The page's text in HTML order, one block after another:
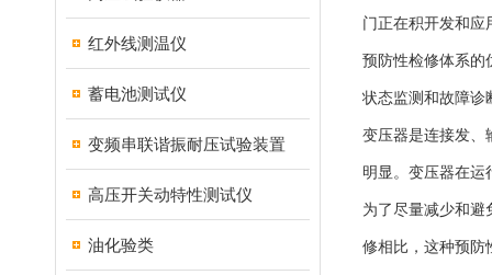
红外线测温仪
蓄电池测试仪
变频串联谐振耐压试验装置
高压开关动特性测试仪
油化验类
门正在积开发和应
预防性检修体系的
状态监测和故障诊
变压器是连接发、
明显。变压器在运
为了尽量减少和避
修相比，这种预防